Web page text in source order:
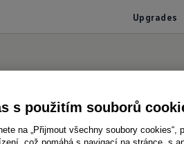
Upgrades
s použitím souborů
na „Přijmout všechny soubory